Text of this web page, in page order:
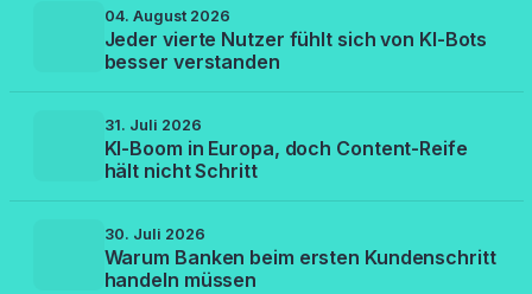
04. August 2026
Jeder vierte Nutzer fühlt sich von KI-Bots
besser verstanden
31. Juli 2026
KI-Boom in Europa, doch Content-Reife
hält nicht Schritt
30. Juli 2026
Warum Banken beim ersten Kundenschritt
handeln müssen